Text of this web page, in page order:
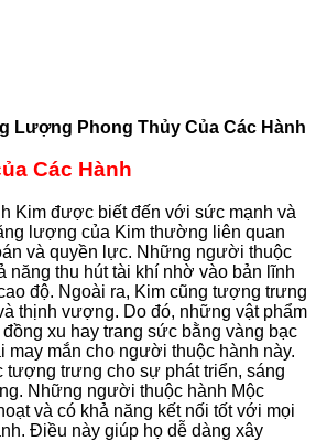
Lượng Phong Thủy Của Các Hành
Các Hành
Kim được biết đến với sức mạnh và
lượng của Kim thường liên quan
và quyền lực. Những người thuộc
năng thu hút tài khí nhờ vào bản lĩnh
độ. Ngoài ra, Kim cũng tượng trưng
thịnh vượng. Do đó, những vật phẩm
xu hay trang sức bằng vàng bạc
may mắn cho người thuộc hành này.
tượng trưng cho sự phát triển, sáng
Những người thuộc hành Mộc
và có khả năng kết nối tốt với mọi
Điều này giúp họ dễ dàng xây